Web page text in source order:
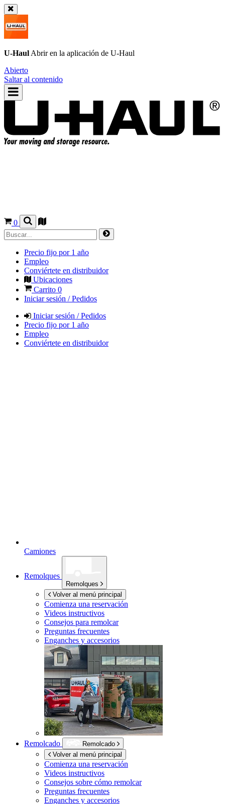
U-Haul Abrir en la aplicación de U-Haul
Abierto
Saltar al contenido
0
Precio fijo por 1 año
Empleo
Conviértete en distribuidor
Ubicaciones
Carrito 0
Iniciar sesión / Pedidos
Iniciar sesión / Pedidos
Precio fijo por 1 año
Empleo
Conviértete en distribuidor
Camiones
Remolques
Remolques
Volver al menú principal
Comienza una reservación
Videos instructivos
Consejos para remolcar
Preguntas frecuentes
Enganches y accesorios
Remolcado
Remolcado
Volver al menú principal
Comienza una reservación
Videos instructivos
Consejos sobre cómo remolcar
Preguntas frecuentes
Enganches y accesorios